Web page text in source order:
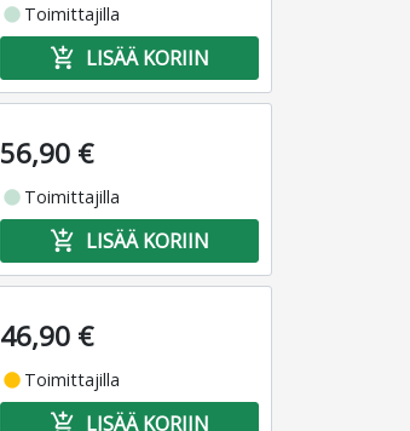
fiber_manual_record Toimittajilla
add_shopping_cart LISÄÄ KORIIN
56,90 €
fiber_manual_record Toimittajilla
add_shopping_cart LISÄÄ KORIIN
46,90 €
fiber_manual_record Toimittajilla
add_shopping_cart LISÄÄ KORIIN